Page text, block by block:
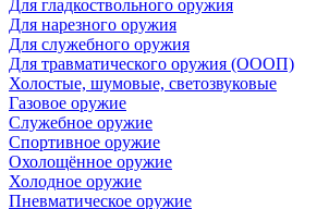
Для гладкоствольного оружия
Для нарезного оружия
Для служебного оружия
Для травматического оружия (ОООП)
Холостые, шумовые, светозвуковые
Газовое оружие
Служебное оружие
Спортивное оружие
Охолощённое оружие
Холодное оружие
Пневматическое оружие